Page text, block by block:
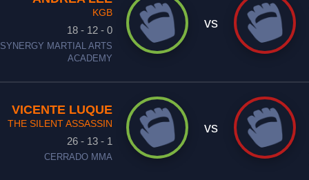
KGB
18 - 12 - 0
SYNERGY MARTIAL ARTS
ACADEMY
vs
VICENTE LUQUE
THE SILENT ASSASSIN
26 - 13 - 1
CERRADO MMA
vs